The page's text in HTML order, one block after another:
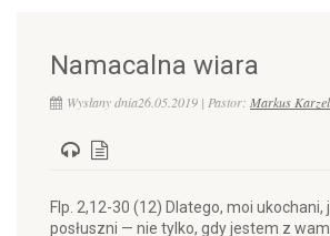
Namacalna wiara
Wysłany dnia26.05.2019 | Pastor: Markus
Flp. 2,12-30 (12) Dlatego, moi
posłuszni — nie tylko, gdy jestem z